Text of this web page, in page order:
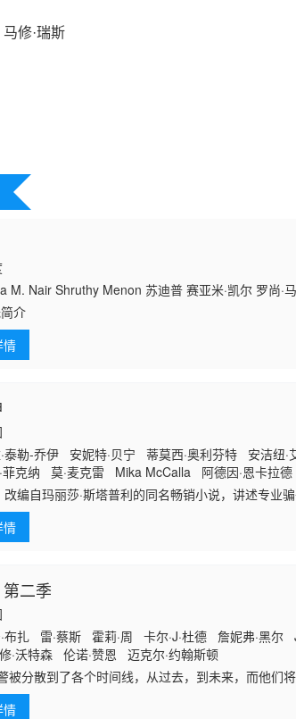
M. Nair Shruthy Menon 苏迪普 赛亚米·凯尔 罗尚·
介
情
泰勒-乔伊 安妮特·贝宁 蒂莫西·奥利芬特 安洁纽
克纳 莫·麦克雷 Mika McCalla 阿德因·恩卡拉
恩·S·贾格尔 克雷格·韦茨巴赫尔 Antal Kalik 米
自玛丽莎·斯塔普利的同名畅销小说，讲述专业骗
元
情
二季
布扎 雷·蔡斯 霍莉·周 卡尔·J·杜德 詹妮弗·黑尔
·沃特森 伦诺·赞恩 迈克尔·约翰斯顿
被分散到了各个时间线，从过去，到未来，而他们
启发威，大战来临。
情